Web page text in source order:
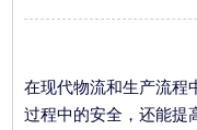
在现代物流和生产流程
过程中的安全，还能提